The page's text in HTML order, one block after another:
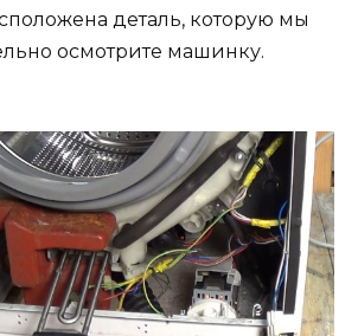
деталь, которую мы
осмотрите машинку.